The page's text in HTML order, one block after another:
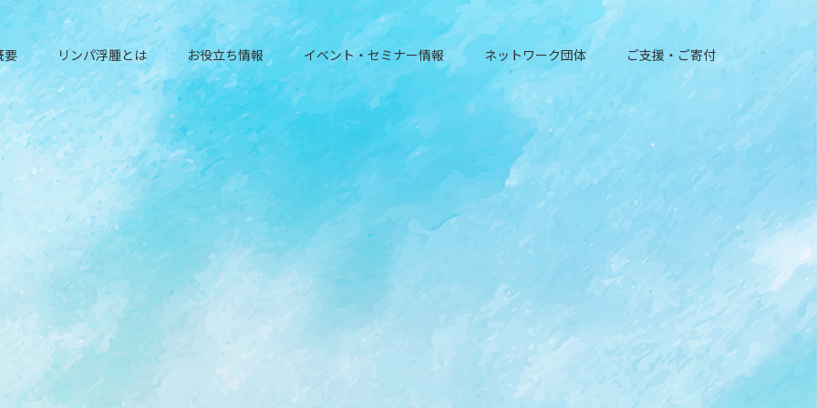
要 リンパ浮腫とは お役立ち情報 イベント・セミナー情報 ネットワーク団体 ご支援・ご寄付